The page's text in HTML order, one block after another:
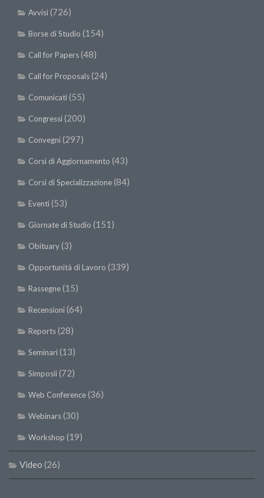
Avvisi(726)
Borse di Studio (154)
Call for Papers(48)
Call for Proposals(24)
Comunicati(55)
Congressi(200)
Convegni(297)
Corsi di Aggiornamento (43)
Corsi di Specializzazione(84)
Eventi(53)
Giornate di Studio (151)
Obituary(3)
Opportunità di Lavoro (339)
Rassegne(15)
Recensioni(64)
Reports(28)
Seminari(13)
Simposii(72)
Web Conference(36)
Webinars(30)
Workshop (19)
Video (26)